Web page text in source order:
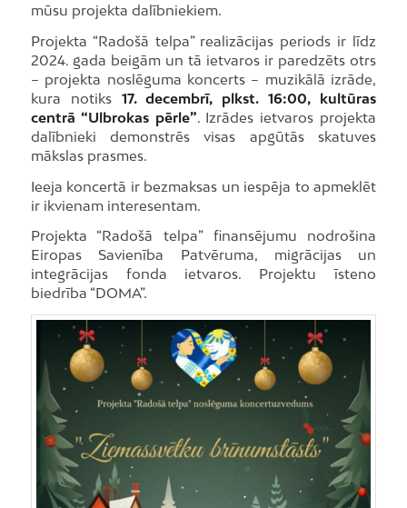
mūsu projekta dalībniekiem.
Projekta “Radošā telpa” realizācijas periods ir līdz
2024. gada beigām un tā ietvaros ir paredzēts otrs
– projekta noslēguma koncerts – muzikālā izrāde,
kura notiks 17. decembrī, plkst. 16:00, kultūras
centrā “Ulbrokas pērle”. Izrādes ietvaros projekta
dalībnieki demonstrēs visas apgūtās skatuves
mākslas prasmes.
Ieeja koncertā ir bezmaksas un iespēja to apmeklēt
ir ikvienam interesentam.
Projekta “Radošā telpa” finansējumu nodrošina
Eiropas Savienība Patvēruma, migrācijas un
integrācijas fonda ietvaros. Projektu īsteno
biedrība “DOMA”.